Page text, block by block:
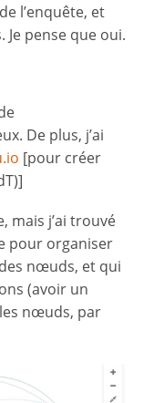
l’enquête, et
Je pense que oui.
De plus, j’ai
[pour créer
mais j’ai trouvé
pour organiser
nœuds, et qui
(avoir un
nœuds, par